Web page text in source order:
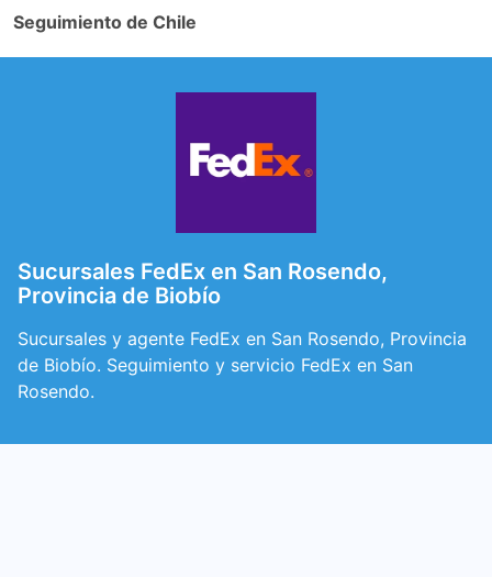
Seguimiento de Chile
Sucursales FedEx en San Rosendo,
Provincia de Biobío
Sucursales y agente FedEx en San Rosendo, Provincia
de Biobío. Seguimiento y servicio FedEx en San
Rosendo.